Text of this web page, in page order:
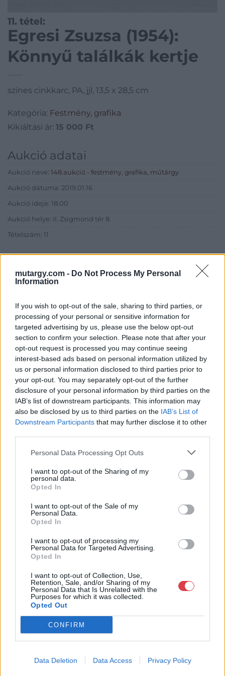
mutargy.com - Do Not Process My Personal
Information
If you wish to opt-out of the sale, sharing to third parties, or
processing of your personal or sensitive information for
targeted advertising by us, please use the below opt-out
section to confirm your selection. Please note that after your
opt-out request is processed you may continue seeing
interest-based ads based on personal information utilized by
us or personal information disclosed to third parties prior to
your opt-out. You may separately opt-out of the further
disclosure of your personal information by third parties on the
IAB’s list of downstream participants. This information may
also be disclosed by us to third parties on the IAB’s List of
Downstream Participants that may further disclose it to other
Personal Data Processing Opt Outs
I want to opt-out of the Sharing of my
personal data.
Opted In
I want to opt-out of the Sale of my
Personal Data.
Opted In
I want to opt-out of processing my
Personal Data for Targeted Advertising.
Opted In
I want to opt-out of Collection, Use,
Retention, Sale, and/or Sharing of my
Personal Data that Is Unrelated with the
Purposes for which it was collected.
Opted Out
CONFIRM
Data Deletion Data Access Privacy Policy
11. tétel:
Egresi Zsuzsa (1954):
Könnyű találkák kertje
színes cinkkarc, PA, jjl, 13,5 x 28,5 cm
Kategória: Festmény, grafika
Kikiáltási ár: 15 000 Ft
Aukció adatai
Aukció neve: 148.aukció - festmény, grafika, műtárgy
Aukció dátuma: 2019.01.16
Aukció ideje: 18:00
Aukció helye: II. Zsigmond tér 8.
Tételszám: 11
Eladó adatai
Műgyűjtők Háza kft.
Budapest
1023.Bp. Zsigmond tér 11.
1023
Telefon: 18008123
Weboldal:
http://www.mugyujtokhaza.hu
Bemutatkozás: 2013 nyarán nyitottuk meg Galériánkat
Budapesten, a II. kerületben. Célunk, hogy az eladók optimális
áron, gyorsan találjanak vevőt műtárgyaikra, az eladók pedig
rendszeresen tudják gazdagítani gyűjteményüket változatos
kínálatunkból. Ezért is rendezünk minden második héten,
18.00 óráig várjuk szeretettel az érdeklődőket.
GALÉRIA TOVÁBBI MŰTÁRGYAI